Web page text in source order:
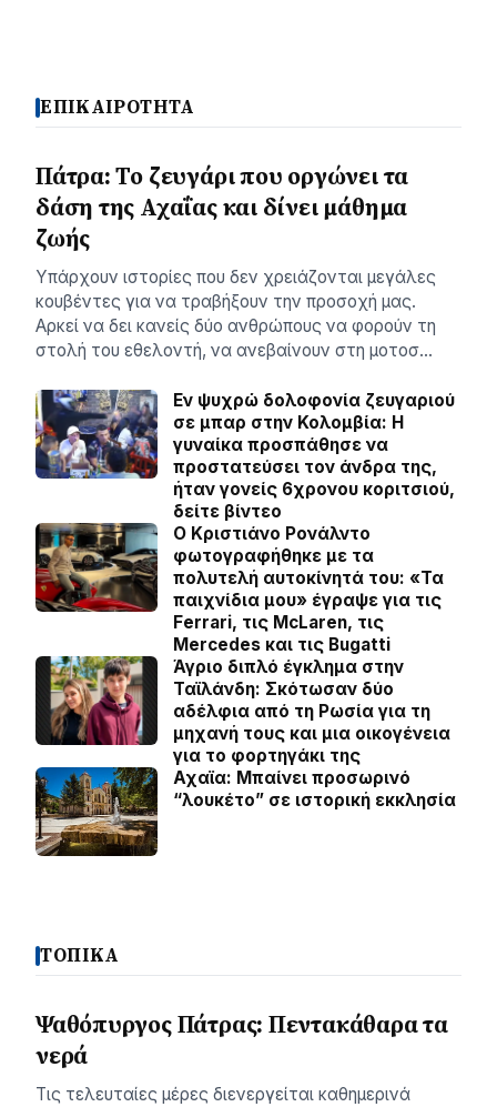
ΕΠΙΚΑΙΡΟΤΗΤΑ
Πάτρα: Το ζευγάρι που οργώνει τα
δάση της Αχαΐας και δίνει μάθημα
ζωής
Υπάρχουν ιστορίες που δεν χρειάζονται μεγάλες
κουβέντες για να τραβήξουν την προσοχή μας.
Αρκεί να δει κανείς δύο ανθρώπους να φορούν τη
στολή του εθελοντή, να ανεβαίνουν στη μοτοσ…
Εν ψυχρώ δολοφονία ζευγαριού
σε μπαρ στην Κολομβία: Η
γυναίκα προσπάθησε να
προστατεύσει τον άνδρα της,
ήταν γονείς 6χρονου κοριτσιού,
δείτε βίντεο
Ο Κριστιάνο Ρονάλντο
φωτογραφήθηκε με τα
πολυτελή αυτοκίνητά του: «Τα
παιχνίδια μου» έγραψε για τις
Ferrari, τις McLaren, τις
Mercedes και τις Bugatti
Άγριο διπλό έγκλημα στην
Ταϊλάνδη: Σκότωσαν δύο
αδέλφια από τη Ρωσία για τη
μηχανή τους και μια οικογένεια
για το φορτηγάκι της
Αχαϊα: Μπαίνει προσωρινό
“λουκέτο” σε ιστορική εκκλησία
ΤΟΠΙΚΑ
Ψαθόπυργος Πάτρας: Πεντακάθαρα τα
νερά
Τις τελευταίες μέρες διενεργείται καθημερινά